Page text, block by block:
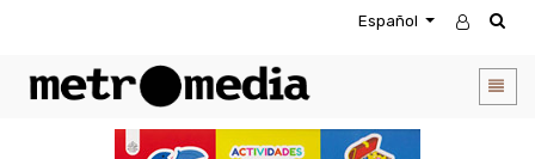
Español